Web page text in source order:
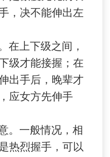
，决不能伸出左
在上下级之间，
级才能接握；在
出手后，晚辈才
应女方先伸手
。一般情况，相
热烈握手，可以